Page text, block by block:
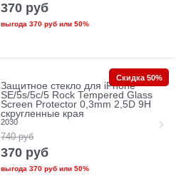
370 руб
выгода 370 рубили 50%
Защитное стекло для iPhone
SE/5s/5с/5 Rock Tempered Glass
Screen Protector 0,3mm 2,5D 9H
скругленные края
2030
740 руб
370 руб
выгода 370 рубили 50%
Скидка 50%